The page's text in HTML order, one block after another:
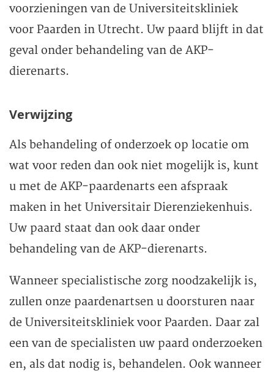
voorzieningen van de Universiteitskliniek
voor Paarden in Utrecht. Uw paard blijft in dat
geval onder behandeling van de AKP-
dierenarts.
Verwijzing
Als behandeling of onderzoek op locatie om
wat voor reden dan ook niet mogelijk is, kunt
u met de AKP-paardenarts een afspraak
maken in het Universitair Dierenziekenhuis.
Uw paard staat dan ook daar onder
behandeling van de AKP-dierenarts.
Wanneer specialistische zorg noodzakelijk is,
zullen onze paardenartsen u doorsturen naar
de Universiteitskliniek voor Paarden. Daar zal
een van de specialisten uw paard onderzoeken
en, als dat nodig is, behandelen. Ook wanneer